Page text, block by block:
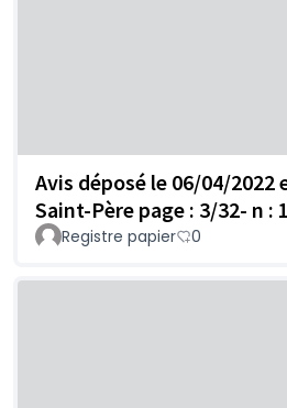
Avis déposé le 06/04/2022
Saint-Père page : 3/32- n : 1
Registre papier 0